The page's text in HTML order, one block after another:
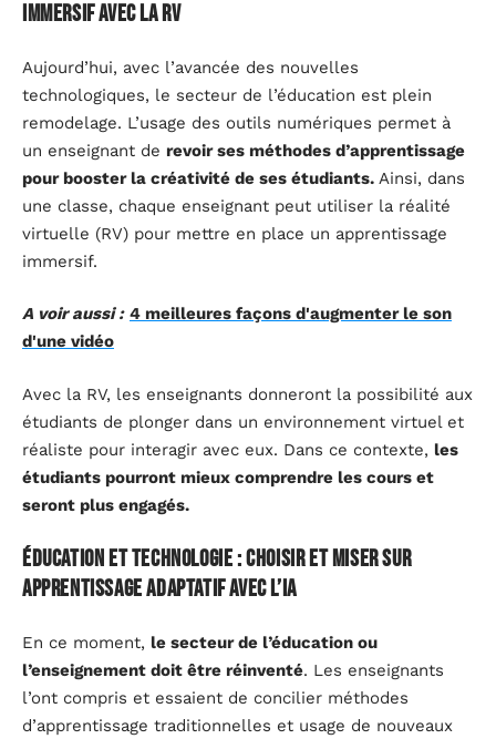
immersif avec la RV
Aujourd’hui, avec l’avancée des nouvelles
technologiques, le secteur de l’éducation est plein
remodelage. L’usage des outils numériques permet à
un enseignant de revoir ses méthodes d’apprentissage
pour booster la créativité de ses étudiants. Ainsi, dans
une classe, chaque enseignant peut utiliser la réalité
virtuelle (RV) pour mettre en place un apprentissage
immersif.
A voir aussi : 4 meilleures façons d'augmenter le son
d'une vidéo
Avec la RV, les enseignants donneront la possibilité aux
étudiants de plonger dans un environnement virtuel et
réaliste pour interagir avec eux. Dans ce contexte, les
étudiants pourront mieux comprendre les cours et
seront plus engagés.
Éducation et technologie : choisir et miser sur
apprentissage adaptatif avec l’IA
En ce moment, le secteur de l’éducation ou
l’enseignement doit être réinventé. Les enseignants
l’ont compris et essaient de concilier méthodes
d’apprentissage traditionnelles et usage de nouveaux